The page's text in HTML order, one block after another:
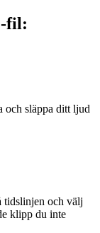
fil:
släppa ditt ljud
tidslinjen och välj
klipp du inte